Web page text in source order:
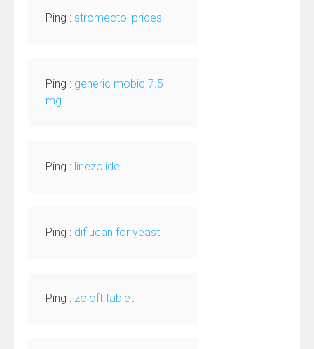
Ping : stromectol prices
Ping : generic mobic 7.5
mg
Ping : linezolide
Ping : diflucan for yeast
Ping : zoloft tablet